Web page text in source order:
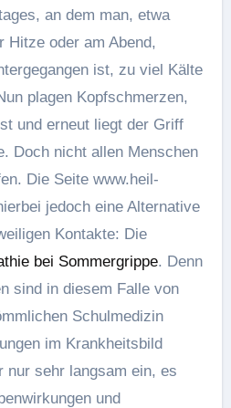
an dem man, etwa
Hitze oder am Abend,
ist, zu viel Kälte
plagen Kopfschmerzen,
und erneut liegt der Griff
Doch nicht allen Menschen
Die Seite www.heil-
jedoch eine Alternative
Kontakte: Die
bei Sommergrippe. Denn
sind in diesem Falle von
Schulmedizin
im Krankheitsbild
nur sehr langsam ein, es
und